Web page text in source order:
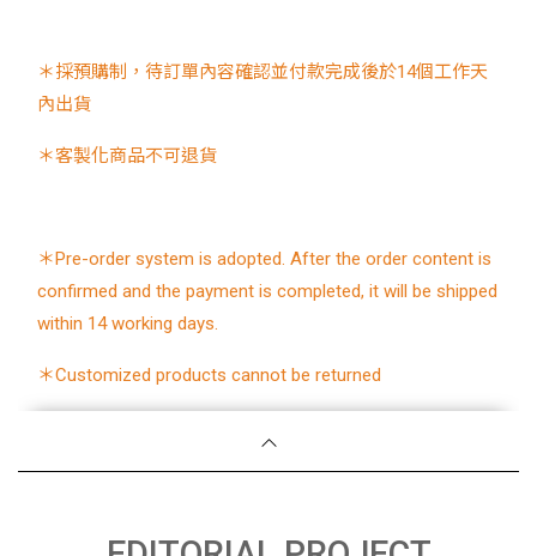
＊採預購制，待訂單內容確認並付款完成後於14個工作天
內出貨
＊客製化商品不可退貨
＊Pre-order system is adopted. After the order content is
confirmed and the payment is completed, it will be shipped
within 14 working days.
＊Customized products cannot be returned